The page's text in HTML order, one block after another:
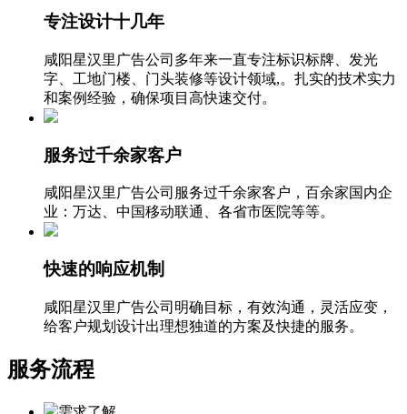
专注设计十几年
咸阳星汉里广告公司多年来一直专注标识标牌、发光
字、工地门楼、门头装修等设计领域,。扎实的技术实力
和案例经验，确保项目高快速交付。
服务过千余家客户
咸阳星汉里广告公司服务过千余家客户，百余家国内企
业：万达、中国移动联通、各省市医院等等。
快速的响应机制
咸阳星汉里 广告公司明确目标，有效沟通，灵活应变，
给客户规划设计出理想独道的方案及快捷的服务。
服务流程